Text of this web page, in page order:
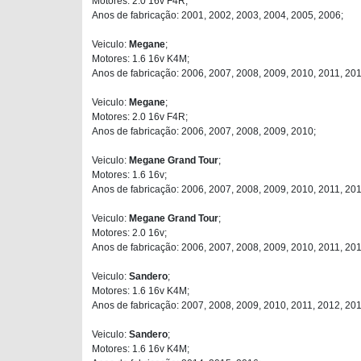
Anos de fabricação: 2001, 2002, 2003, 2004, 2005, 2006;
Veiculo: Megane;
Motores: 1.6 16v K4M;
Anos de fabricação: 2006, 2007, 2008, 2009, 2010, 2011,
Veiculo: Megane;
Motores: 2.0 16v F4R;
Anos de fabricação: 2006, 2007, 2008, 2009, 2010;
Veiculo: Megane Grand Tour;
Motores: 1.6 16v;
Anos de fabricação: 2006, 2007, 2008, 2009, 2010, 2011,
Veiculo: Megane Grand Tour;
Motores: 2.0 16v;
Anos de fabricação: 2006, 2007, 2008, 2009, 2010, 2011,
Veiculo: Sandero;
Motores: 1.6 16v K4M;
Anos de fabricação: 2007, 2008, 2009, 2010, 2011, 2012,
Veiculo: Sandero;
Motores: 1.6 16v K4M;